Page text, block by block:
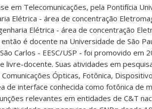
em Telecomunicações, pela Pontifícia
Elétrica - área de concentração
Elétrica - área de concentração
é docente na Universidade de São
Carlos - EESC/USP - foi promovido em
docente. Suas atividades em
Ópticas, Fotônica,
de interface conhecida como fotônica de
relevantes em entidades de C&T